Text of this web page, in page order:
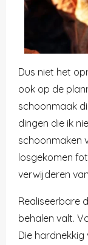
Dus niet het
ook op de
schoonmaak
dingen die ik
schoonmaken
losgekomen
verwijderen
Realiseerbare
behalen valt.
Die